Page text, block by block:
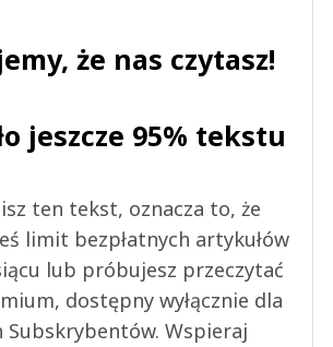
że nas czytasz!
jeszcze 95% tekstu
ten tekst, oznacza to, że
limit bezpłatnych artykułów
lub próbujesz przeczytać
dostępny wyłącznie dla
Subskrybentów. Wspieraj